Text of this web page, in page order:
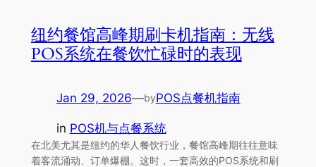
纽约餐馆高峰期刷卡机指南：无线
POS系统在餐饮忙碌时的表现
Jan 29, 2026—byPOS点餐机指南
in POS机与点餐系统
在北美尤其是纽约的华人餐饮行业，餐馆高峰期往往意味
着客流涌动、订单爆棚。这时，一套高效的POS系统和刷